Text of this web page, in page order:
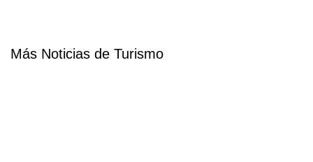
Más Noticias de Turismo